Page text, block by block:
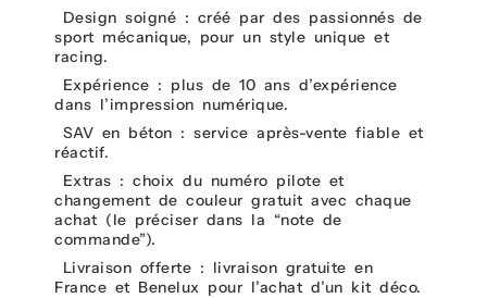
Design soigné : créé par des passionnés de
sport mécanique, pour un style unique et
racing.
Expérience : plus de 10 ans d’expérience
dans l’impression numérique.
SAV en béton : service après-vente fiable et
réactif.
Extras : choix du numéro pilote et
changement de couleur gratuit avec chaque
achat (le préciser dans la “note de
commande”).
Livraison offerte : livraison gratuite en
France et Benelux pour l’achat d’un kit déco.